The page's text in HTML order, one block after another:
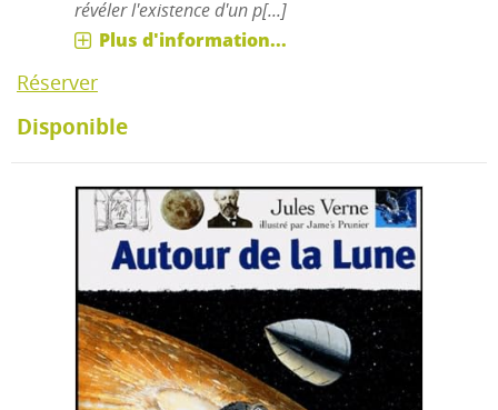
révéler l'existence d'un p[...]
Plus d'information...
Réserver
Disponible